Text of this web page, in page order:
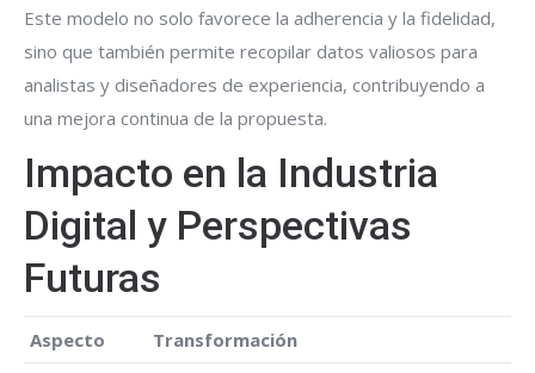
Este modelo no solo favorece la adherencia y la fidelidad,
sino que también permite recopilar datos valiosos para
analistas y diseñadores de experiencia, contribuyendo a
una mejora continua de la propuesta.
Impacto en la Industria
Digital y Perspectivas
Futuras
Aspecto Transformación